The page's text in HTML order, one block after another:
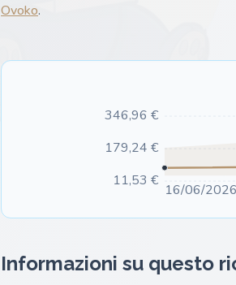
Ovoko.
11,53 €
179,24 €
346,96 €
16/06/2026
Informazioni su questo